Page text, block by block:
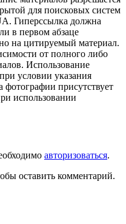
для поисковых систем
Гиперссылка должна
в первом абзаце
на цитируемый материал.
от полного либо
Использование
условии указания
фотографии присутствует
использовании
авторизоваться.
оставить комментарий.